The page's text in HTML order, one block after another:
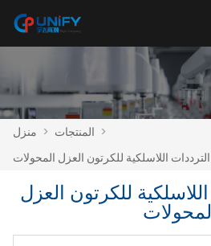
منزل > المنتجات >
اللاسلكية للكرتون العزل المحولات
للكرتون العزل